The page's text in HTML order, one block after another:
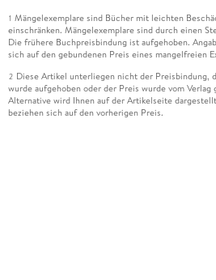
1 Mängelexemplare sind Bücher mit leichten
einschränken. Mängelexemplare sind durch einen
Die frühere Buchpreisbindung ist aufgehoben.
sich auf den gebundenen Preis eines mangelfreien
2 Diese Artikel unterliegen nicht der Preisbindung,
wurde aufgehoben oder der Preis wurde vom
Alternative wird Ihnen auf der Artikelseite
beziehen sich auf den vorherigen Preis.